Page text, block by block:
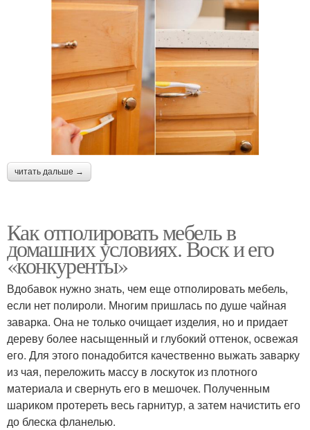
читать дальше →
Как отполировать мебель в
домашних условиях. Воск и его
«конкуренты»
Вдобавок нужно знать, чем еще отполировать мебель,
если нет полироли. Многим пришлась по душе чайная
заварка. Она не только очищает изделия, но и придает
дереву более насыщенный и глубокий оттенок, освежая
его. Для этого понадобится качественно выжать заварку
из чая, переложить массу в лоскуток из плотного
материала и свернуть его в мешочек. Полученным
шариком протереть весь гарнитур, а затем начистить его
до блеска фланелью.